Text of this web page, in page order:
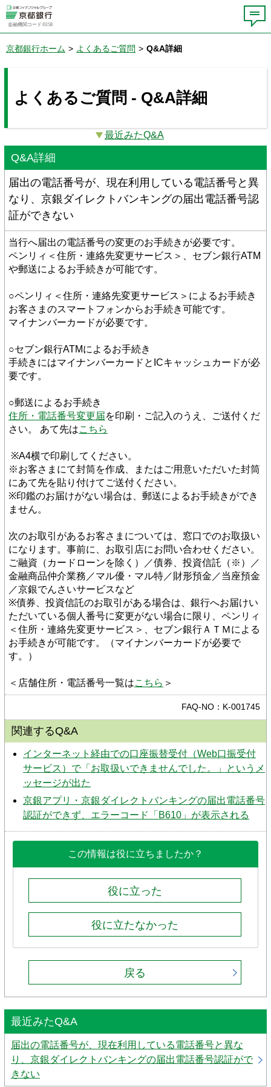
金融機関コード:0158
京都銀行ホーム > よくあるご質問 > Q&A詳細
よくあるご質問 - Q&A詳細
最近みたQ&A
Q&A詳細
届出の電話番号が、現在利用している電話番号と異
なり、京銀ダイレクトバンキングの届出電話番号認
証ができない
当行へ届出の電話番号の変更のお手続きが必要です。
ペンリィ＜住所・連絡先変更サービス＞、セブン銀行ATM
や郵送によるお手続きが可能です。
○ペンリィ＜住所・連絡先変更サービス＞によるお手続き
お客さまのスマートフォンからお手続き可能です。
マイナンバーカードが必要です。
○セブン銀行ATMによるお手続き
手続きにはマイナンバーカードとICキャッシュカードが必
要です。
○郵送によるお手続き
住所・電話番号変更届を印刷・ご記入のうえ、ご送付くだ
さい。 あて先はこちら
※A4横で印刷してください。
※お客さまにて封筒を作成、またはご用意いただいた封筒
にあて先を貼り付けてご送付ください。
※印鑑のお届けがない場合は、郵送によるお手続きができ
ません。
次のお取引があるお客さまについては、窓口でのお取扱い
になります。事前に、お取引店にお問い合わせください。
ご融資（カードローンを除く）／債券、投資信託（※）／
金融商品仲介業務／マル優・マル特／財形預金／当座預金
／京銀でんさいサービスなど
※債券、投資信託のお取引がある場合は、銀行へお届けい
ただいている個人番号に変更がない場合に限り、ペンリィ
＜住所・連絡先変更サービス＞、セブン銀行ＡＴＭによる
お手続きが可能です。（マイナンバーカードが必要で
す。）
＜店舗住所・電話番号一覧はこちら ＞
FAQ-NO：K-001745
関連するQ&A
インターネット経由での口座振替受付（Web口振受付
サービス）で「お取扱いできませんでした。」というメ
ッセージが出た
京銀アプリ・京銀ダイレクトバンキングの届出電話番号
認証ができず、エラーコード「B610」が表示される
この情報は役に立ちましたか？
役に立った
役に立たなかった
戻る
最近みたQ&A
届出の電話番号が、現在利用している電話番号と異な
り、京銀ダイレクトバンキングの届出電話番号認証がで
きない